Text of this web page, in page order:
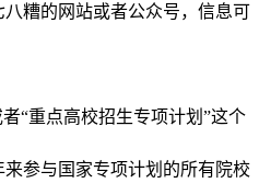
糟的网站或者公众号，信息可
“重点高校招生专项计划”这个
参与国家专项计划的所有院校